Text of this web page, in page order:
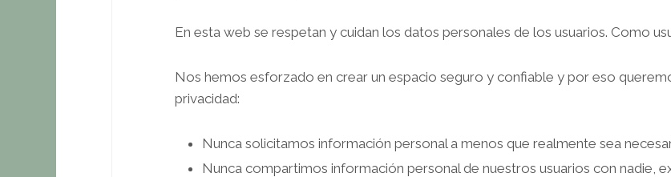
En esta web se respetan y cuidan los datos personales de los usuarios. Como
Nos hemos esforzado en crear un espacio seguro y confiable y por eso
privacidad:
Nunca solicitamos información personal a menos que realmente sea
Nunca compartimos información personal de nuestros usuarios con nadie,